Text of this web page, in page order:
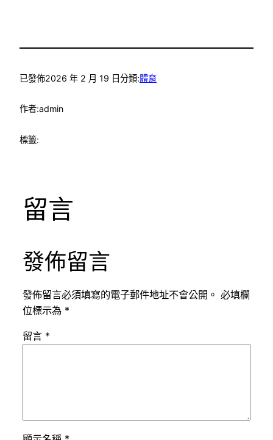
已發佈2026 年 2 月 19 日分類:體育
作者:admin
標籤:
留言
發佈留言
發佈留言必須填寫的電子郵件地址不會公開。 必填欄
位標示為 *
留言 *